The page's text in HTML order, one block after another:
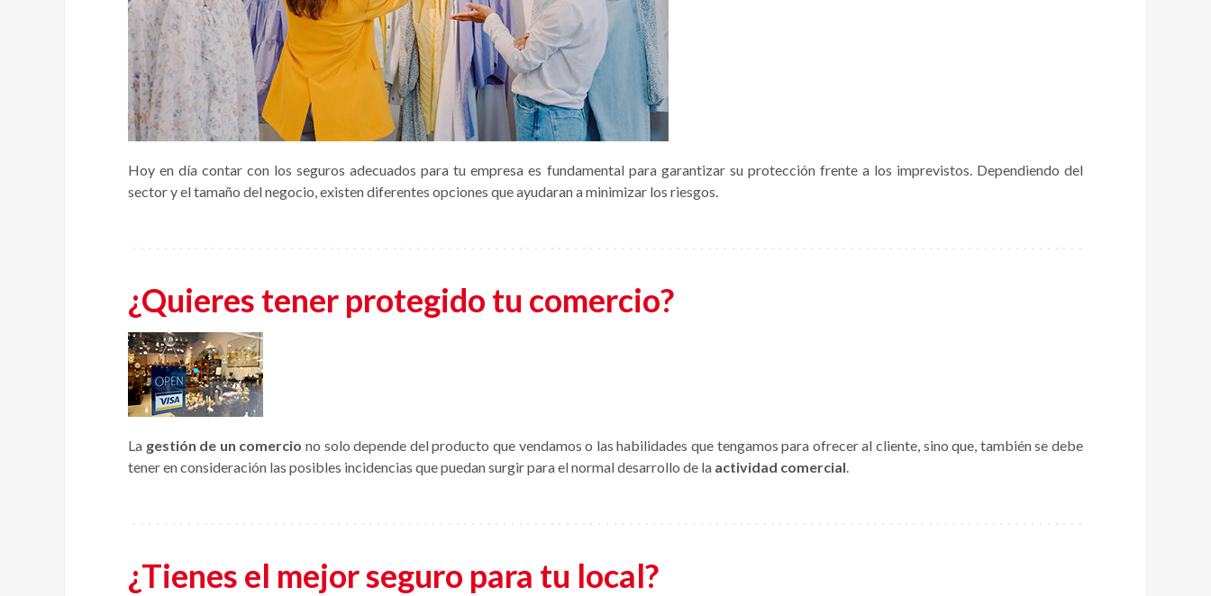
Hoy en día contar con los seguros adecuados para tu empresa es fundamental para garantizar su protección frente a los imprevistos. Dependiendo del
sector y el tamaño del negocio, existen diferentes opciones que ayudaran a minimizar los riesgos.
¿Quieres tener protegido tu comercio?
La gestión de un comercio no solo depende del producto que vendamos o las habilidades que tengamos para ofrecer al cliente, sino que, también se debe
tener en consideración las posibles incidencias que puedan surgir para el normal desarrollo de la actividad comercial.
¿Tienes el mejor seguro para tu local?